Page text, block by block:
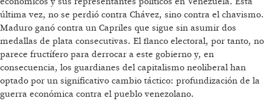
última vez, no se perdió contra Chávez, sino contra el chavismo.
Maduro ganó contra un Capriles que sigue sin asumir dos
medallas de plata consecutivas. El flanco electoral, por tanto, no
parece fructífero para derrocar a este gobierno y, en
consecuencia, los guardianes del capitalismo neoliberal han
optado por un significativo cambio táctico: profundización de la
guerra económica contra el pueblo venezolano.